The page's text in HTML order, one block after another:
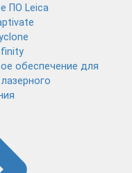
ПО Leica
обеспечение для